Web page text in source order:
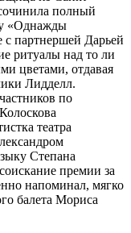
полный
«Однажды
с партнершей Дарьей
ритуалы над то ли
цветами, отдавая
Лидделл.
по
театра
Степана
премии за
напоминал, мягко
балета Мориса